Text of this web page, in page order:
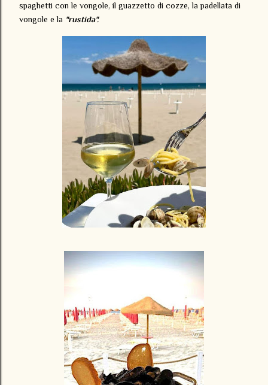
spaghetti con le vongole, il guazzetto di cozze, la padellata di
vongole e la "rustida".